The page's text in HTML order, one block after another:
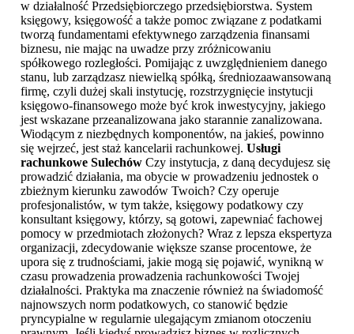
w działalność Przedsiębiorczego przedsiębiorstwa. System
księgowy, księgowość a także pomoc związane z podatkami
tworzą fundamentami efektywnego zarządzenia finansami
biznesu, nie mając na uwadze przy zróżnicowaniu
spółkowego rozległości. Pomijając z uwzględnieniem danego
stanu, lub zarządzasz niewielką spółką, średniozaawansowaną
firmę, czyli dużej skali instytucję, rozstrzygnięcie instytucji
księgowo-finansowego może być krok inwestycyjny, jakiego
jest wskazane przeanalizowana jako starannie zanalizowana.
Wiodącym z niezbędnych komponentów, na jakieś, powinno
się wejrzeć, jest staż kancelarii rachunkowej. Usługi
rachunkowe Sulechów Czy instytucja, z daną decydujesz się
prowadzić działania, ma obycie w prowadzeniu jednostek o
zbieżnym kierunku zawodów Twoich? Czy operuje
profesjonalistów, w tym także, księgowy podatkowy czy
konsultant księgowy, którzy, są gotowi, zapewniać fachowej
pomocy w przedmiotach złożonych? Wraz z lepsza ekspertyza
organizacji, zdecydowanie większe szanse procentowe, że
upora się z trudnościami, jakie mogą się pojawić, wynikną w
czasu prowadzenia prowadzenia rachunkowości Twojej
działalności. Praktyka ma znaczenie również na świadomość
najnowszych norm podatkowych, co stanowić będzie
pryncypialne w regularnie ulegającym zmianom otoczeniu